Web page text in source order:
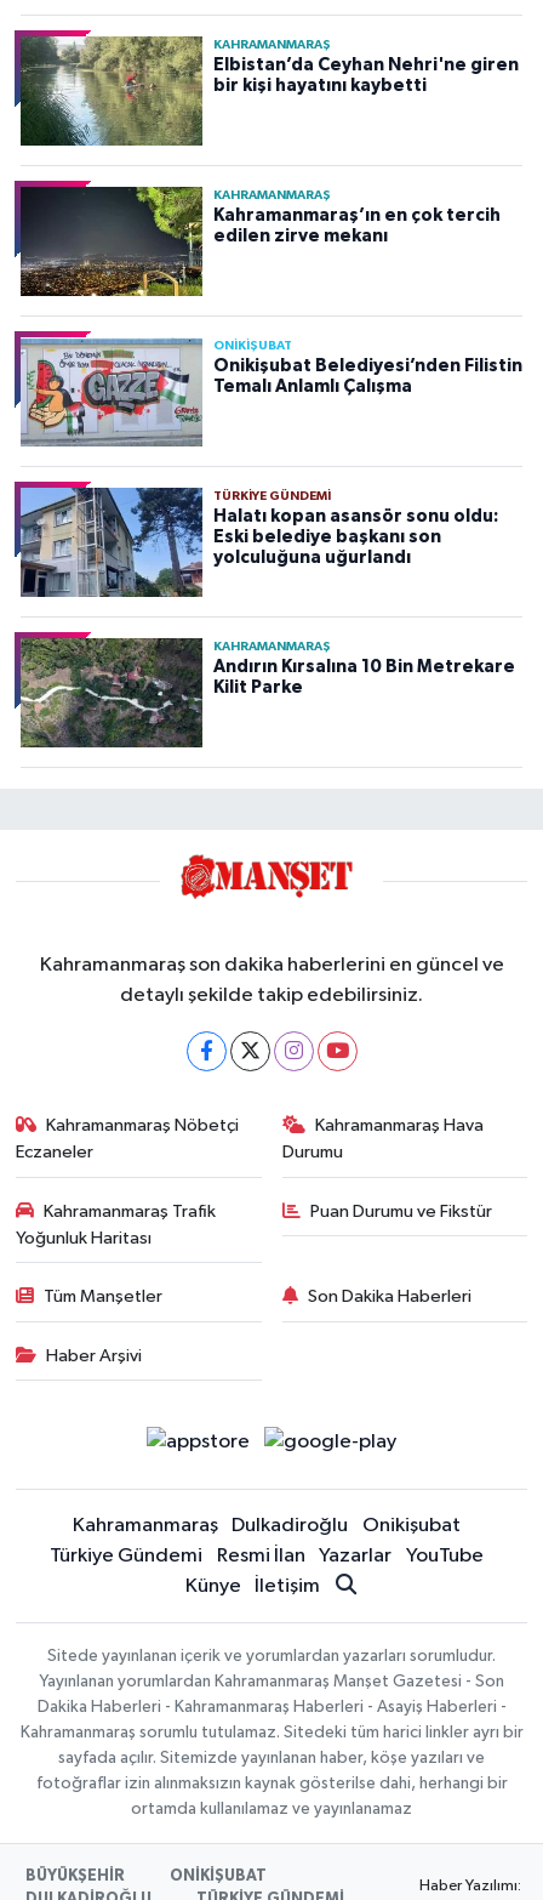
KAHRAMANMARAŞ
Elbistan’da Ceyhan Nehri'ne giren
bir kişi hayatını kaybetti
KAHRAMANMARAŞ
Kahramanmaraş’ın en çok tercih
edilen zirve mekanı
ONİKİŞUBAT
Onikişubat Belediyesi’nden Filistin
Temalı Anlamlı Çalışma
TÜRKIYE GÜNDEMI
Halatı kopan asansör sonu oldu:
Eski belediye başkanı son
yolculuğuna uğurlandı
KAHRAMANMARAŞ
Andırın Kırsalına 10 Bin Metrekare
Kilit Parke
Kahramanmaraş son dakika haberlerini en güncel ve
detaylı şekilde takip edebilirsiniz.
Kahramanmaraş Nöbetçi
Eczaneler
Kahramanmaraş Hava
Durumu
Kahramanmaraş Trafik
Yoğunluk Haritası
Puan Durumu ve Fikstür
Tüm Manşetler Son Dakika Haberleri
Haber Arşivi
Kahramanmaraş Dulkadiroğlu
Onikişubat
Türkiye Gündemi
Resmi İlan Yazarlar
YouTube
Künye
İletişim
Sitede yayınlanan içerik ve yorumlardan yazarları sorumludur.
Yayınlanan yorumlardan Kahramanmaraş Manşet Gazetesi - Son
Dakika Haberleri - Kahramanmaraş Haberleri - Asayiş Haberleri -
Kahramanmaraş sorumlu tutulamaz. Sitedeki tüm harici linkler ayrı bir
sayfada açılır. Sitemizde yayınlanan haber, köşe yazıları ve
fotoğraflar izin alınmaksızın kaynak gösterilse dahi, herhangi bir
ortamda kullanılamaz ve yayınlanamaz
BÜYÜKŞEHİR
ONİKİŞUBAT
Haber Yazılımı: